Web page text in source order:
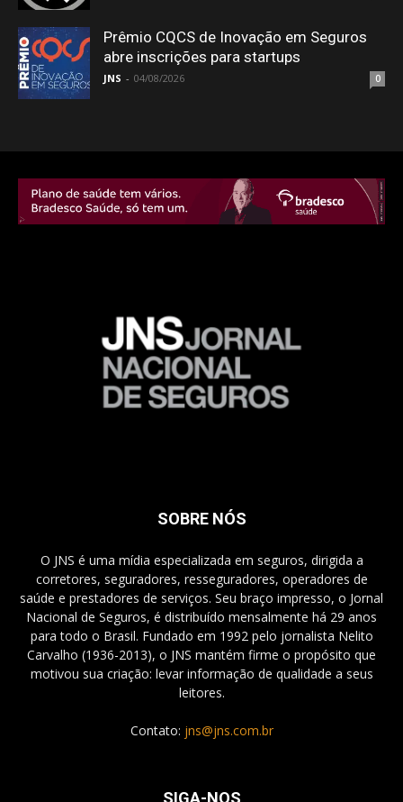
Prêmio CQCS de Inovação em Seguros
abre inscrições para startups
JNS - 04/08/2026 0
SOBRE NÓS
O JNS é uma mídia especializada em seguros, dirigida a
corretores, seguradores, resseguradores, operadores de
saúde e prestadores de serviços. Seu braço impresso, o Jornal
Nacional de Seguros, é distribuído mensalmente há 29 anos
para todo o Brasil. Fundado em 1992 pelo jornalista Nelito
Carvalho (1936-2013), o JNS mantém firme o propósito que
motivou sua criação: levar informação de qualidade a seus
leitores.
Contato: jns@jns.com.br
SIGA-NOS